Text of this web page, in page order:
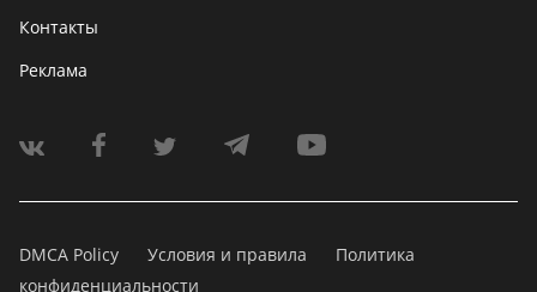
Контакты
Реклама
DMCA Policy Условия и правила
Политика
конфиденциальности